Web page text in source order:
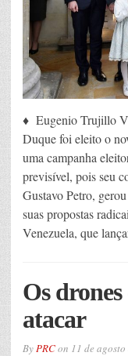
♦ Eugenio Trujillo
Duque foi eleito o
uma campanha
previsível, pois seu
Gustavo Petro,
suas propostas
Venezuela, que
Os
atacar
ByPRCon 11 de